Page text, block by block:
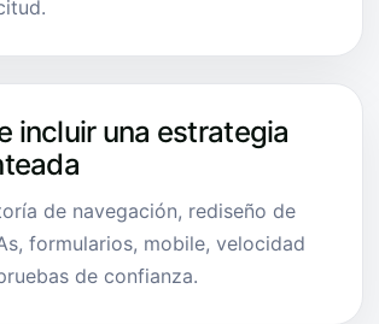
incluir una estrategia
de navegación, rediseño de
formularios, mobile, velocidad
de confianza.